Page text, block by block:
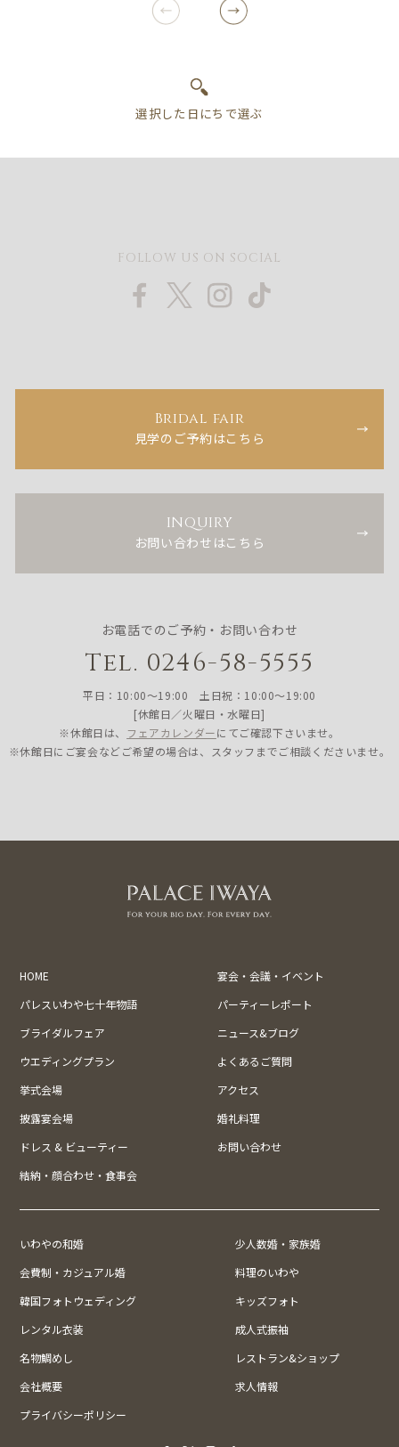
FOLLOW US ON SOCIAL
Bridal fair
見学のご予約はこちら
INQUIRY
お問い合わせはこちら
お電話でのご予約・お問い合わせ
Tel. 0246-58-5555
平日：10:00〜19:00 土日祝：10:00〜19:00
[休館日／火曜日・水曜日]
※休館日は、 フェアカレンダーにてご確認下さいませ。
※休館日にご宴会などご希望の場合は、スタッフまでご相談くださいませ。
HOME
宴会・会議・イベント
パレスいわや七十年物語
パーティーレポート
ブライダルフェア
ニュース&ブログ
ウエディングプラン
よくあるご質問
挙式会場
アクセス
披露宴会場
婚礼料理
ドレス & ビューティー
お問い合わせ
結納・顔合わせ・食事会
いわやの和婚
少人数婚・家族婚
会費制・カジュアル婚
料理のいわや
韓国フォトウェディング
キッズフォト
レンタル衣装
成人式振袖
名物鯛めし
レストラン&ショップ
会社概要
求人情報
プライバシーポリシー